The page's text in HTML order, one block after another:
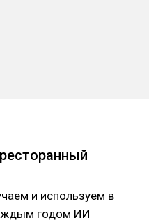
и используем в
годом ИИ